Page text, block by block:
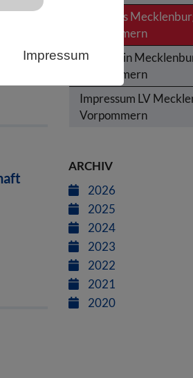
Impressum
News aus
Vorpommern
Termine in
Vorpommern
Impressum LV
Vorpommern
ARCHIV
2026
2025
2024
2023
2022
2021
2020